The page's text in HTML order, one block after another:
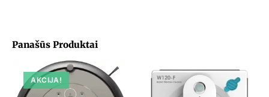
Panašūs Produktai
AKCIJA!